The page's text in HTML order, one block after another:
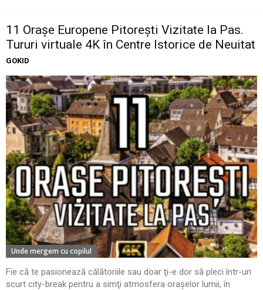
11 Oraşe Europene Pitoreşti Vizitate la Pas.
Tururi virtuale 4K în Centre Istorice de Neuitat
GOKID
Unde mergem cu copilul
Fie că te pasionează călătoriile sau doar ţi-e dor să pleci într-un
scurt city-break pentru a simţi atmosfera oraşelor lumii, în